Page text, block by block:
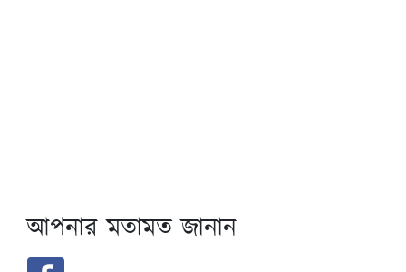
আপনার মতামত জানান